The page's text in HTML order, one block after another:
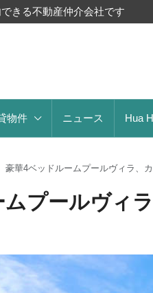
きる不動産仲介会社です
物件 ニュース Hua
豪華4ベッドルームプールヴィラ、
プールヴィ